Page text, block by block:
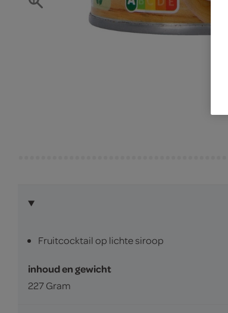
Fruitcocktail op lichte siroop
inhoud en gewicht
227 Gram